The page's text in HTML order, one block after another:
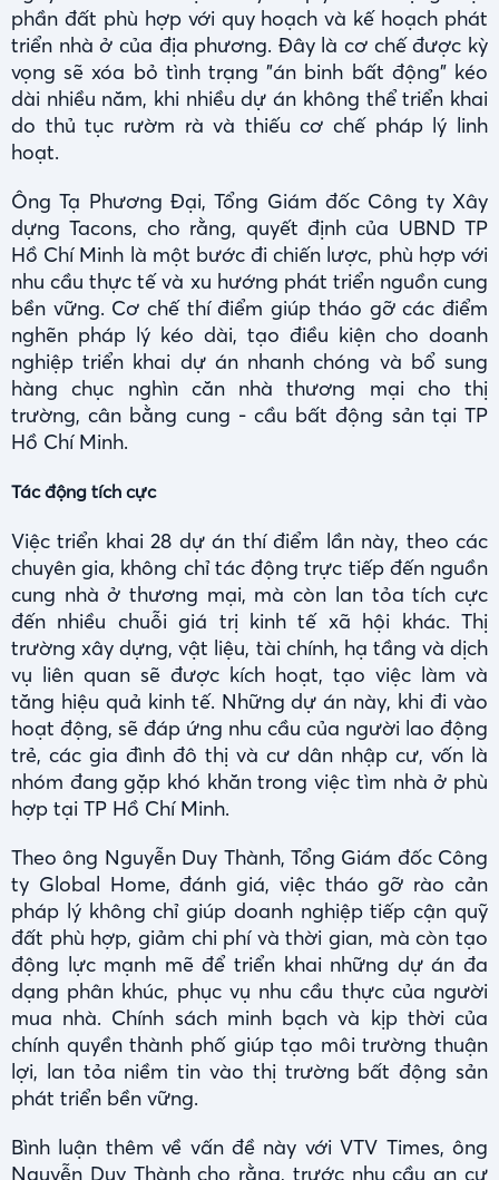
phần đất phù hợp với quy hoạch và kế hoạch phát
triển nhà ở của địa phương. Đây là cơ chế được kỳ
vọng sẽ xóa bỏ tình trạng "án binh bất động" kéo
dài nhiều năm, khi nhiều dự án không thể triển khai
do thủ tục rườm rà và thiếu cơ chế pháp lý linh
hoạt.
Ông Tạ Phương Đại, Tổng Giám đốc Công ty Xây
dựng Tacons, cho rằng, quyết định của UBND TP
Hồ Chí Minh là một bước đi chiến lược, phù hợp với
nhu cầu thực tế và xu hướng phát triển nguồn cung
bền vững. Cơ chế thí điểm giúp tháo gỡ các điểm
nghẽn pháp lý kéo dài, tạo điều kiện cho doanh
nghiệp triển khai dự án nhanh chóng và bổ sung
hàng chục nghìn căn nhà thương mại cho thị
trường, cân bằng cung - cầu bất động sản tại TP
Hồ Chí Minh.
Tác động tích cực
Việc triển khai 28 dự án thí điểm lần này, theo các
chuyên gia, không chỉ tác động trực tiếp đến nguồn
cung nhà ở thương mại, mà còn lan tỏa tích cực
đến nhiều chuỗi giá trị kinh tế xã hội khác. Thị
trường xây dựng, vật liệu, tài chính, hạ tầng và dịch
vụ liên quan sẽ được kích hoạt, tạo việc làm và
tăng hiệu quả kinh tế. Những dự án này, khi đi vào
hoạt động, sẽ đáp ứng nhu cầu của người lao động
trẻ, các gia đình đô thị và cư dân nhập cư, vốn là
nhóm đang gặp khó khăn trong việc tìm nhà ở phù
hợp tại TP Hồ Chí Minh.
Theo ông Nguyễn Duy Thành, Tổng Giám đốc Công
ty Global Home, đánh giá, việc tháo gỡ rào cản
pháp lý không chỉ giúp doanh nghiệp tiếp cận quỹ
đất phù hợp, giảm chi phí và thời gian, mà còn tạo
động lực mạnh mẽ để triển khai những dự án đa
dạng phân khúc, phục vụ nhu cầu thực của người
mua nhà. Chính sách minh bạch và kịp thời của
chính quyền thành phố giúp tạo môi trường thuận
lợi, lan tỏa niềm tin vào thị trường bất động sản
phát triển bền vững.
Bình luận thêm về vấn đề này với VTV Times, ông
Nguyễn Duy Thành cho rằng, trước nhu cầu an cư